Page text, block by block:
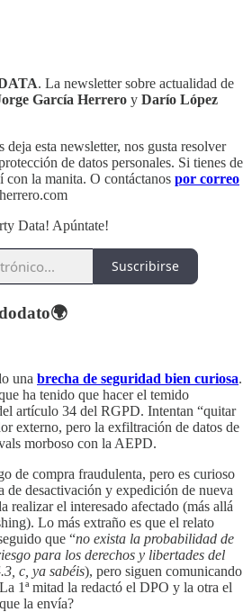
. La newsletter sobre actualidad de
García Herrero y Darío López
deja esta newsletter, nos gusta resolver
de datos personales. Si tienes de
con la manita. O contáctanos por correo
Data! Apúntate!
Suscribirse
una brecha de seguridad bien curiosa.
ha tenido que hacer el temido
artículo 34 del RGPD. Intentan “quitar
externo, pero la exfiltración de datos de
morboso con la AEPD.
de compra fraudulenta, pero es curioso
de desactivación y expedición de nueva
realizar el interesado afectado (más allá
Lo más extraño es que el relato
que “no exista la probabilidad de
para los derechos y libertades del
c, ya sabéis), pero siguen comunicando
1ª mitad la redactó el DPO y la otra el
la envía?